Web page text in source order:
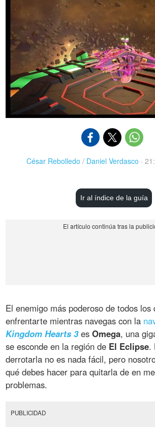
César Rebolledo / Daniel Verdasco ·
Ir al índice de la guía
El enemigo más poderoso de todos los
enfrentarte mientras navegas con la
Kingdom Hearts 3esOmega, una
se esconde en la región de El Eclipse.
derrotarla no es nada fácil, pero
qué debes hacer para quitarla de en
problemas.
PUBLICIDAD